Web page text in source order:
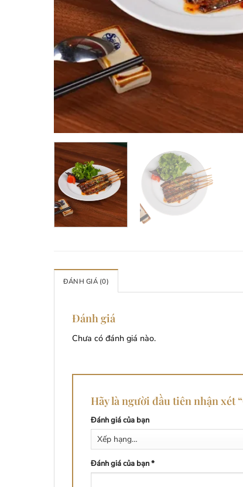
ĐÁNH GIÁ (0)
Đánh giá
Chưa có đánh giá nào.
Hãy là người đầu tiên nhận xét
Đánh giá của bạn
Đánh giá của bạn*